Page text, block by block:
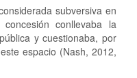
subversiva en
conllevaba la
y cuestionaba, por
espacio (Nash, 2012,